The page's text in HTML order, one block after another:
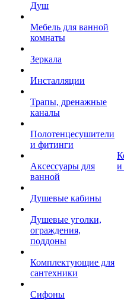
Душ
Мебель для ванной
комнаты
Зеркала
Инсталляции
Трапы, дренажные
каналы
Полотенцесушители
и фитинги
Аксессуары для
ванной
Душевые кабины
Душевые уголки,
ограждения,
поддоны
Комплектующие для
сантехники
Сифоны
и